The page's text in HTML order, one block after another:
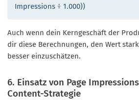
Impressions ÷ 1.000))
Auch wenn dein Kerngeschäft der
dir diese Berechnungen, den Wert
besser einzuschätzen.
6. Einsatz von Page
Content-Strategie